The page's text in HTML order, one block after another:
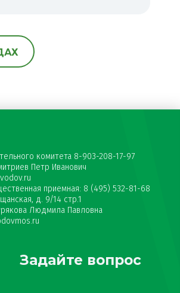
комитета 8-903-208-17-97
Петр Иванович
приемная: 8 (495) 532-81-68
д. 9/14 стр.1
Людмила Павловна
Задайте вопрос